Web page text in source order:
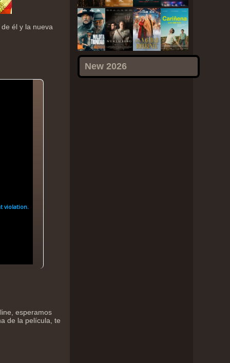
New 2026
él y la nueva
esperamos
de la película, te